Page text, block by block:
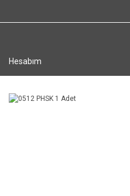
Hesabım